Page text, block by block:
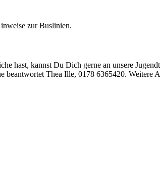
zur Buslinien.
hast, kannst Du Dich gerne an unsere
Thea Ille, 0178 6365420. Weitere